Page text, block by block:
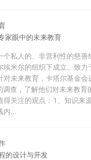
家眼中的未来教育
个私人的、非营利性的慈
埃米尔的组织下成立。致力
对未来教育，卡塔尔基金会
查，了解他们对未来教育
得关注的观点：1、知识来
内...
的设计与开发